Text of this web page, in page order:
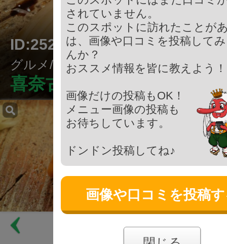
ID:252008
グルメ/寿司・鮨・魚介・海鮮
喜奈古
されていません。
このスポットに訪れたことが
は、画像や口コミを投稿して
んか？
おススメ情報を皆に教えよう
画像だけの投稿もOK！
メニュー画像の投稿も
お待ちしています。
ドンドン投稿してね♪
画像や口コミを投稿